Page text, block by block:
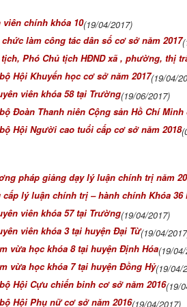
chính khóa 10(19/04/2017)
làm công tác dân số cơ sở năm 2017
Phó Chủ tịch HĐND xã , phường, thị
Hội Khuyến học cơ sở năm 2017(19/04/
viên khóa 58 tại Trường(19/06/2017)
Đoàn Thanh niên Cộng sản Hồ Chí Minh
Hội Người cao tuổi cấp cơ sở năm 2018
pháp giảng dạy lý luận chính trị năm
lý luận chính trị – hành chính Khóa
viên khóa 57 tại Trường(19/04/2017)
viên khóa 3 tại huyện Đại Từ(19/04/
vừa học khóa 8 tại huyện Định Hóa(19/
vừa học khóa 7 tại huyện Đồng Hỷ(19/04/
Hội Cựu chiến binh cơ sở năm 2016(19/
Hội Phụ nữ cơ sở năm 2016(19/04/2017)